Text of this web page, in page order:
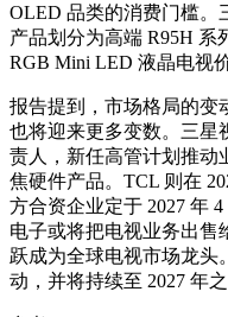
OLED 品类的消费门槛。
产品划分为高端 R95H 系
RGB Mini LED 液晶电视
报告提到，市场格局的变
也将迎来更多变数。三星
责人，新任高管计划推动
焦硬件产品。TCL 则在
方合资企业定于 2027 年
电子或将把电视业务出售
跃成为全球电视市场龙头
动，并将持续至 2027 年